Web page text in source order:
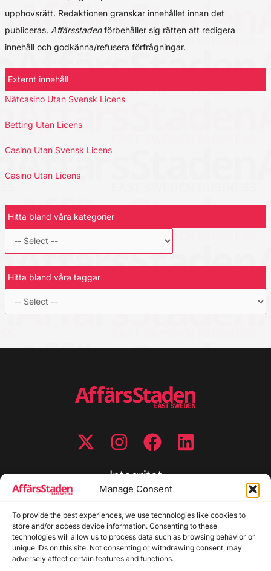
Manage Consent
To provide the best experiences, we use technologies like cookies to
store and/or access device information. Consenting to these
technologies will allow us to process data such as browsing behavior or
unique IDs on this site. Not consenting or withdrawing consent, may
adversely affect certain features and functions.
upphovsrätt. Redaktionen granskar innehållet innan det
publiceras. Affärsstadenförbehåller sig rätten att redigera
innehåll och godkänna/refusera förfrågningar.
Externt innehåll
Nätcasino Utan Svensk Licens
Betting Utan Licens
Casino Utan Svensk Licens
Casino Utan Licens
Hitta bland våra kategorier
Hitta bland våra taggar
Integritet
Cookiepolicy
Disclaimer
Redaktionell policy
Utgivarinformation